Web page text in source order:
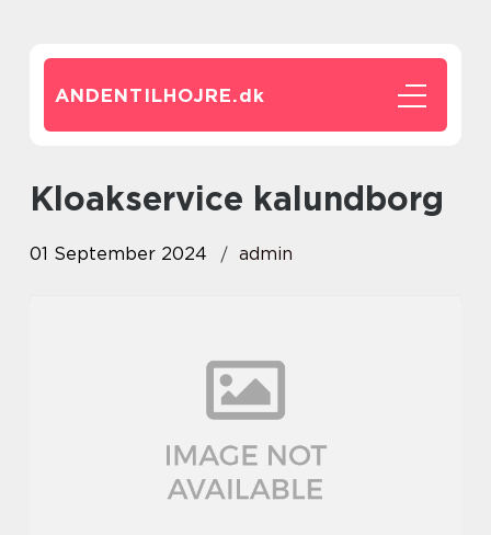
ANDENTILHOJRE.dk
kloakservice kalundborg
01 September 2024 admin